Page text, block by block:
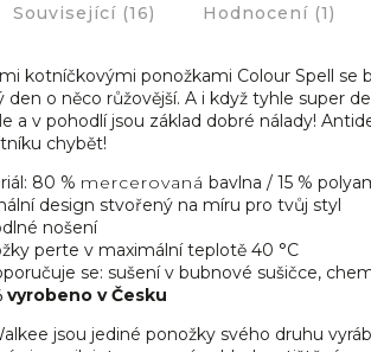
Související (16) Hodnocení (1)
kotníčkovými ponožkami Colour Spell
den o něco růžovější. A i když tyhle super
a v pohodlí jsou základ dobré nálady!
chybět!
80 % mercerovaná bavlna / 15 %
design stvořený na míru pro tvůj styl
nošení
perte v maximální teplotě 40 °C
se: sušení v bubnové sušičce,
vyrobeno v Česku
jsou jediné ponožky svého druhu